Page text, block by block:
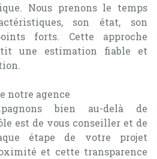
Nous prenons le temps
son état, son
forts. Cette approche
une estimation fiable et
notre agence
bien au-delà de
est de vous conseiller et de
étape de votre projet
et cette transparence